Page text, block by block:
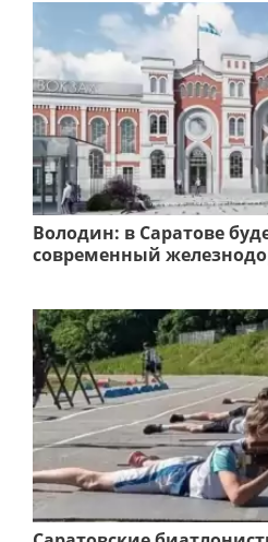
Володин: в Саратове
современный